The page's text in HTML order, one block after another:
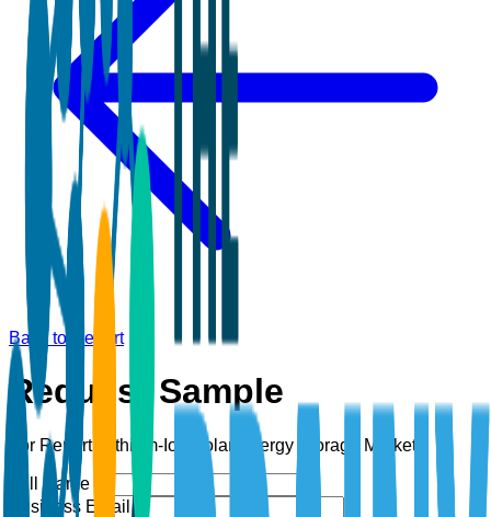
Back to Report
Request Sample
For Report: Lithium-Ion Solar Energy Storage Market
Full Name *
Business Email *